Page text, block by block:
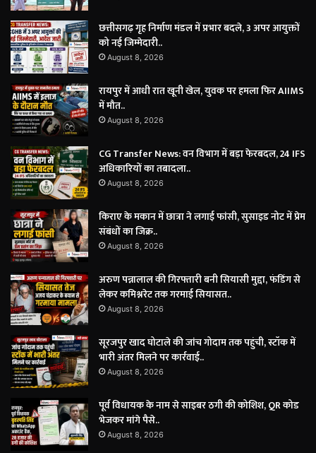
छत्तीसगढ़ गृह निर्माण मंडल में प्रभार बदले, 3 अपर आयुक्तों
को नई जिम्मेदारी..
August 8, 2026
रायपुर में आधी रात खूनी खेल, युवक पर हमला फिर AIIMS
में मौत..
August 8, 2026
CG Transfer News: वन विभाग में बड़ा फेरबदल, 24 IFS
अधिकारियों का तबादला..
August 8, 2026
किराए के मकान में छात्रा ने लगाई फांसी, सुसाइड नोट में प्रेम
संबंधों का जिक्र..
August 8, 2026
अरुण पन्नालाल की गिरफ्तारी बनी सियासी मुद्दा, फंडिंग से
लेकर कमिश्नरेट तक गरमाई सियासत..
August 8, 2026
सूरजपुर खाद घोटाले की जांच गोदाम तक पहुंची, स्टॉक में
भारी अंतर मिलने पर कार्रवाई..
August 8, 2026
पूर्व विधायक के नाम से साइबर ठगी की कोशिश, QR कोड
भेजकर मांगे पैसे..
August 8, 2026